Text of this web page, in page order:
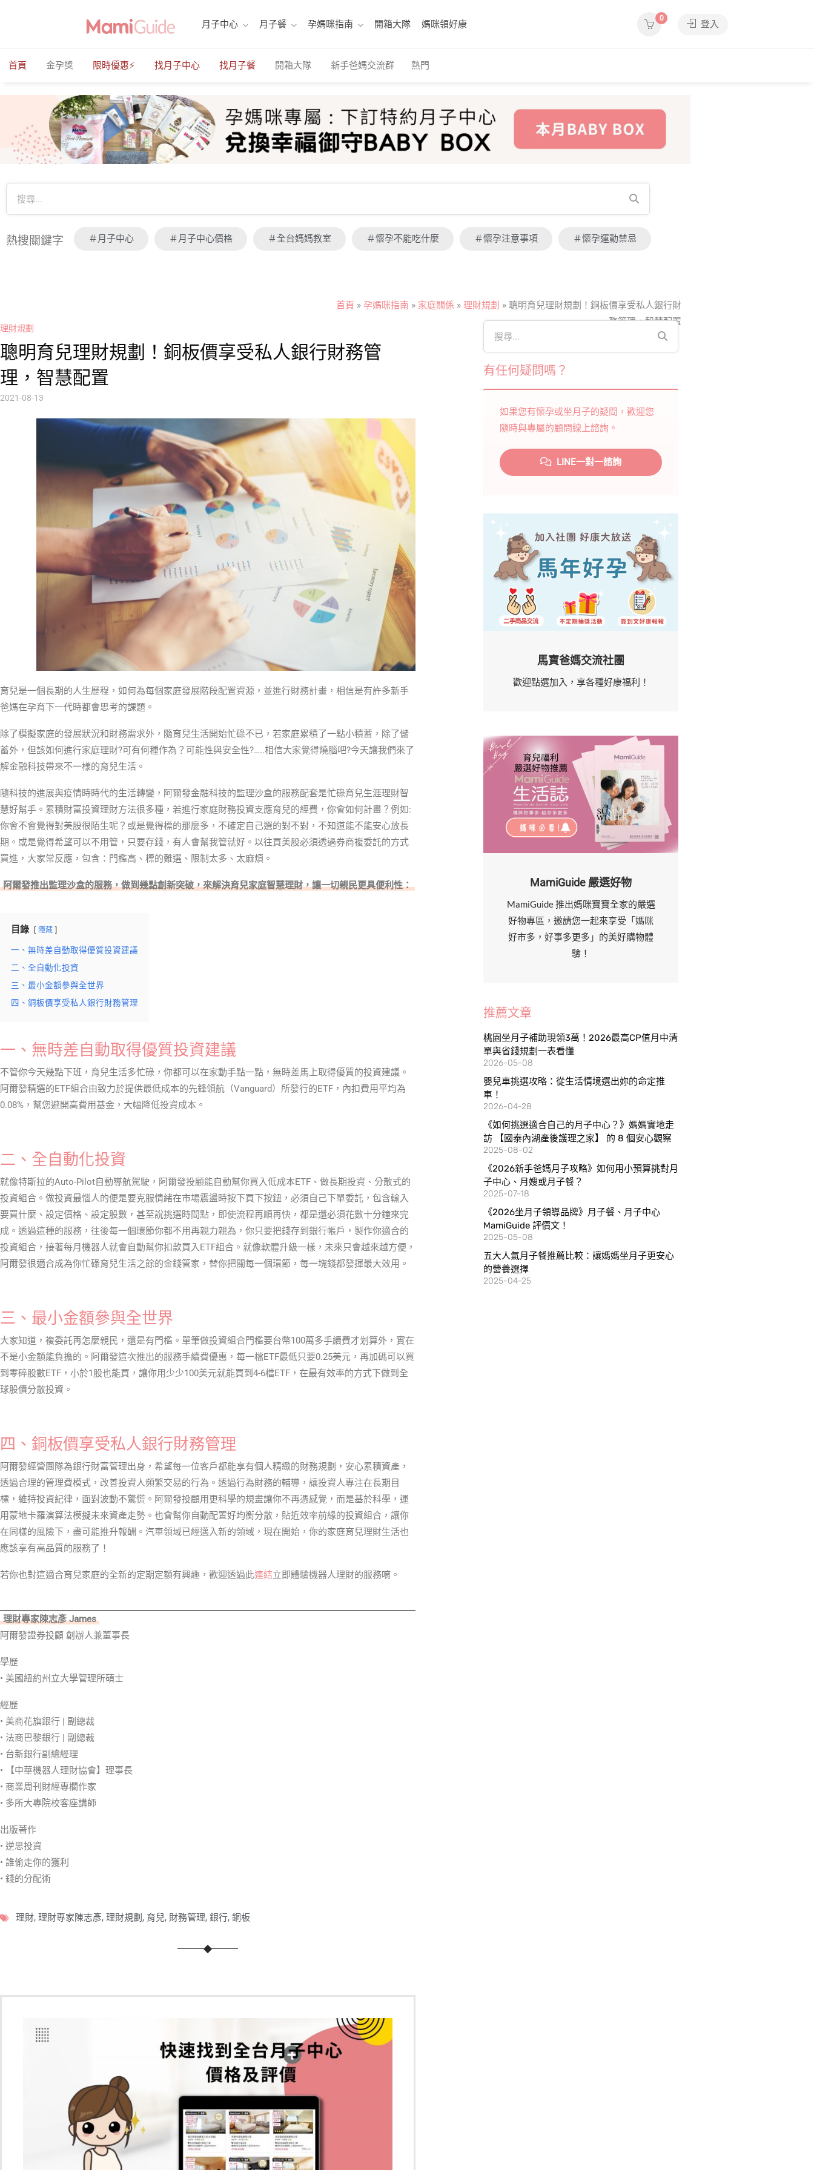
月子中心 月子餐 孕媽咪指南 開箱大隊 媽咪領好康
0
登入
首頁 金孕獎 限時優惠⚡️ 找月子中心 找月子餐 開箱大隊 新手爸媽交流群 熱門
熱搜關鍵字 ＃月子中心 ＃月子中心價格 ＃全台媽媽教室 ＃懷孕不能吃什麼 ＃懷孕注意事項 ＃懷孕運動禁忌
首頁 » 孕媽咪指南 » 家庭關係 » 理財規劃 » 聰明育兒理財規劃！銅板價享受私人銀行財
務管理，智慧配置
理財規劃
聰明育兒理財規劃！銅板價享受私人銀行財務管
理，智慧配置
2021-08-13
育兒是一個長期的人生歷程，如何為每個家庭發展階段配置資源，並進行財務計畫，相信是有許多新手
爸媽在孕育下一代時都會思考的課題。
除了模擬家庭的發展狀況和財務需求外，隨育兒生活開始忙碌不已，若家庭累積了一點小積蓄，除了儲
蓄外，但該如何進行家庭理財?可有何種作為？可能性與安全性?…..相信大家覺得燒腦吧?今天讓我們來了
解金融科技帶來不一樣的育兒生活。
隨科技的進展與疫情時時代的生活轉變，阿爾發金融科技的監理沙盒的服務配套是忙碌育兒生涯理財智
慧好幫手。累積財富投資理財方法很多種，若進行家庭財務投資支應育兒的經費，你會如何計畫？例如:
你會不會覺得對美股很陌生呢？或是覺得標的那麼多，不確定自己選的對不對，不知道能不能安心放長
期。或是覺得希望可以不用管，只要存錢，有人會幫我管就好。以往買美股必須透過券商複委託的方式
買進，大家常反應，包含：門檻高、標的難選、限制太多、太麻煩。
阿爾發推出監理沙盒的服務，做到幾點創新突破，來解決育兒家庭智慧理財，讓一切親民更具便利性：
目錄 隱藏
一、無時差自動取得優質投資建議
二、全自動化投資
三、最小金額參與全世界
四、銅板價享受私人銀行財務管理
一、無時差自動取得優質投資建議
不管你今天幾點下班，育兒生活多忙碌，你都可以在家動手點一點，無時差馬上取得優質的投資建議。
阿爾發精選的ETF組合由致力於提供最低成本的先鋒領航（Vanguard）所發行的ETF，內扣費用平均為
0.08%，幫您避開高費用基金，大幅降低投資成本。
二、全自動化投資
就像特斯拉的Auto-Pilot自動導航駕駛，阿爾發投顧能自動幫你買入低成本ETF、做長期投資、分散式的
投資組合。做投資最惱人的便是要克服情緒在市場震盪時按下買下按鈕，必須自己下單委託，包含輸入
要買什麼、設定價格、設定股數，甚至說挑選時間點，即使流程再順再快，都是還必須花數十分鐘來完
成。透過這種的服務，往後每一個環節你都不用再親力親為，你只要把錢存到銀行帳戶，製作你適合的
投資組合，接著每月機器人就會自動幫你扣款買入ETF組合。就像軟體升級一樣，未來只會越來越方便，
阿爾發很適合成為你忙碌育兒生活之餘的金錢管家，替你把關每一個環節，每一塊錢都發揮最大效用。
三、最小金額參與全世界
大家知道，複委託再怎麼親民，還是有門檻。單筆做投資組合門檻要台幣100萬多手續費才划算外，實在
不是小金額能負擔的。阿爾發這次推出的服務手續費優惠，每一檔ETF最低只要0.25美元，再加碼可以買
到零碎股數ETF，小於1股也能買，讓你用少少100美元就能買到4-6檔ETF，在最有效率的方式下做到全
球股債分散投資。
四、銅板價享受私人銀行財務管理
阿爾發經營團隊為銀行財富管理出身，希望每一位客戶都能享有個人精緻的財務規劃，安心累積資產，
透過合理的管理費模式，改善投資人頻繁交易的行為。透過行為財務的輔導，讓投資人專注在長期目
標，維持投資紀律，面對波動不驚慌。阿爾發投顧用更科學的規畫讓你不再憑感覺，而是基於科學，運
用蒙地卡羅演算法模擬未來資產走勢。也會幫你自動配置好均衡分散，貼近效率前緣的投資組合，讓你
在同樣的風險下，盡可能推升報酬。汽車領域已經邁入新的領域，現在開始，你的家庭育兒理財生活也
應該享有高品質的服務了！
若你也對這適合育兒家庭的全新的定期定額有興趣，歡迎透過此連結立即體驗機器人理財的服務唷。
理財專家陳志彥 James
阿爾發證券投顧 創辦人兼董事長
學歷
• 美國紐約州立大學管理所碩士
經歷
• 美商花旗銀行 | 副總裁
• 法商巴黎銀行 | 副總裁
• 台新銀行副總經理
• 【中華機器人理財協會】理事長
• 商業周刊財經專欄作家
• 多所大專院校客座講師
出版著作
• 逆思投資
• 誰偷走你的獲利
• 錢的分配術
理財, 理財專家陳志彥, 理財規劃 , 育兒, 財務管理, 銀行, 銅板
有任何疑問嗎？
如果您有懷孕或坐月子的疑問，歡迎您
隨時與專屬的顧問線上諮詢。
LINE一對一諮詢
馬寶爸媽交流社團
歡迎點選加入，享各種好康福利！
MamiGuide 嚴選好物
MamiGuide 推出媽咪寶寶全家的嚴選
好物專區，邀請您一起來享受「媽咪
好市多，好事多更多」的美好購物體
驗！
推薦文章
桃園坐月子補助現領3萬！2026最高CP值月中清
單與省錢規劃一表看懂
2026-05-08
嬰兒車挑選攻略：從生活情境選出妳的命定推
車！
2026-04-28
《如何挑選適合自己的月子中心？》媽媽實地走
訪 【國泰內湖產後護理之家】 的 8 個安心觀察
2025-08-02
《2026新手爸媽月子攻略》如何用小預算挑對月
子中心、月嫂或月子餐？
2025-07-18
《2026坐月子領導品牌》月子餐、月子中心
MamiGuide 評價文！
2025-05-08
五大人氣月子餐推薦比較：讓媽媽坐月子更安心
的營養選擇
2025-04-25